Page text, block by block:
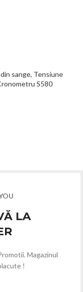
sange, Tensiune
S580
LA
Magazinul
!